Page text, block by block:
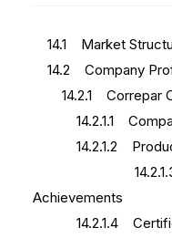
14.1 Market
14.2 Company
14.2.1 Correpar
14.2.1.1
14.2.1.2
14.2.1.3
Achievements
14.2.1.4